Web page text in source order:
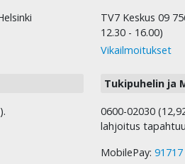
TV7 Keskus 09
12.30 - 16.00)
Vikailmoitukset
Tukipuhelin ja
0600-02030
lahjoitus
MobilePay: 91717